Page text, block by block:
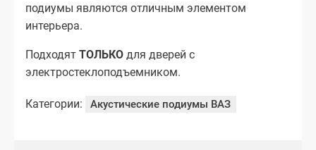
подиумы являются отличным элементом
интерьера.
Подходят ТОЛЬКО для дверей с
электростеклоподъемником.
Категории: Акустические подиумы ВАЗ